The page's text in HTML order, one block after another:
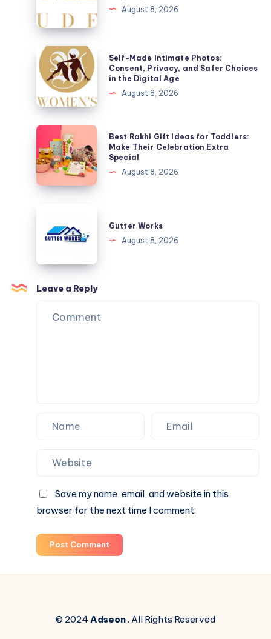
Works,
Why
People
Do
It,
and
What
to
Know
August 8, 2026
Self-
Made
Intimate
Photos:
Consent,
Privacy,
and
Safer
Choices
in
Age
Self-Made Intimate Photos:
Consent, Privacy, and Safer Choices
in the Digital Age
August 8, 2026
Best
Rakhi
Gift
Ideas
for
Their
Extra
Special
Best Rakhi Gift Ideas for Toddlers:
Make Their Celebration Extra
Special
August 8, 2026
Works
Gutter Works
August 8, 2026
Leave a Reply
Save my name, email, and website in this
browser for the next time I comment.
Post Comment
© 2024 Adseon. All Rights Reserved